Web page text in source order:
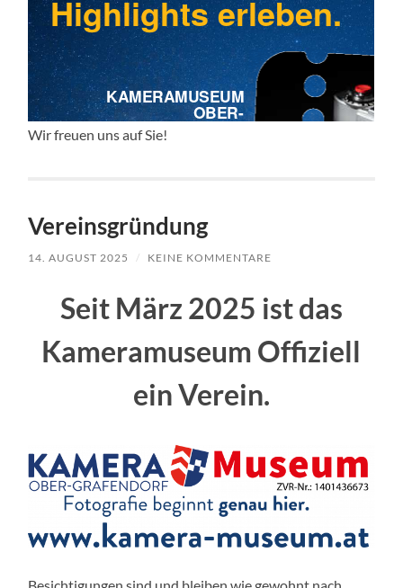
Wir freuen uns auf Sie!
Vereinsgründung
14. AUGUST 2025 / KEINE KOMMENTARE
Seit März 2025 ist das
Kameramuseum Offiziell
ein Verein.